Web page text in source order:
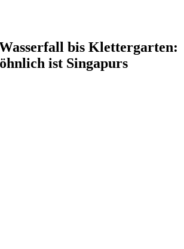
bis Klettergarten:
ist Singapurs